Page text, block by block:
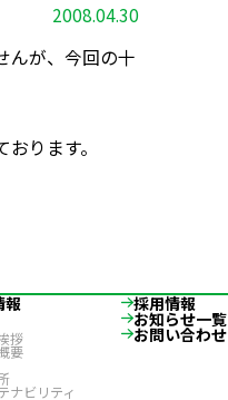
2008.04.30
んが、今回の十
ります。
報
拶
要
ナビリティ
採用情報
お知らせ一覧
お問い合わせ